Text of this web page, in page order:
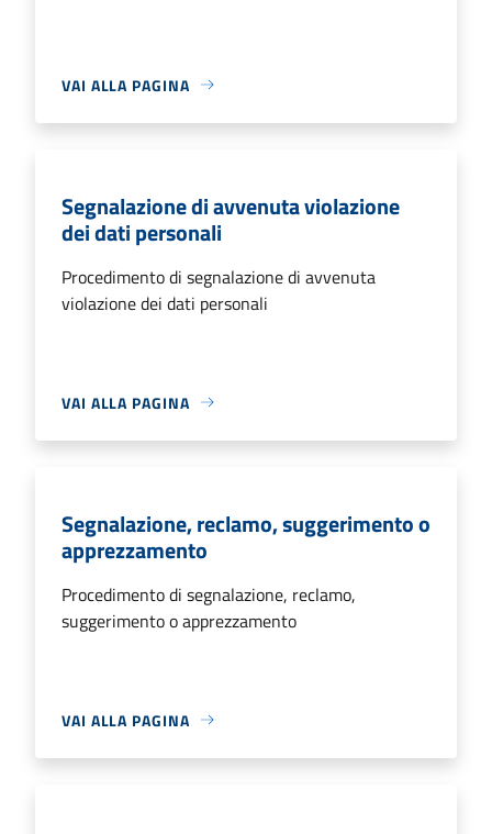
VAI ALLA PAGINA
Segnalazione di avvenuta violazione
dei dati personali
Procedimento di segnalazione di avvenuta
violazione dei dati personali
VAI ALLA PAGINA
Segnalazione, reclamo, suggerimento o
apprezzamento
Procedimento di segnalazione, reclamo,
suggerimento o apprezzamento
VAI ALLA PAGINA